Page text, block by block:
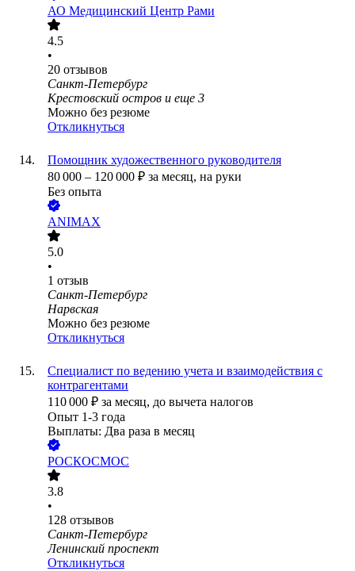
АО Медицинский Центр Рами
4.5
•
20 отзывов
Санкт-Петербург
Крестовский остров и еще 3
Можно без резюме
Откликнуться
Помощник художественного руководителя
80 000 – 120 000 ₽ за месяц, на руки
Без опыта
ANIMAX
5.0
•
1 отзыв
Санкт-Петербург
Нарвская
Можно без резюме
Откликнуться
Специалист по ведению учета и взаимодействия с
контрагентами
110 000 ₽ за месяц, до вычета налогов
Опыт 1-3 года
Выплаты: Два раза в месяц
РОСКОСМОС
3.8
•
128 отзывов
Санкт-Петербург
Ленинский проспект
Откликнуться